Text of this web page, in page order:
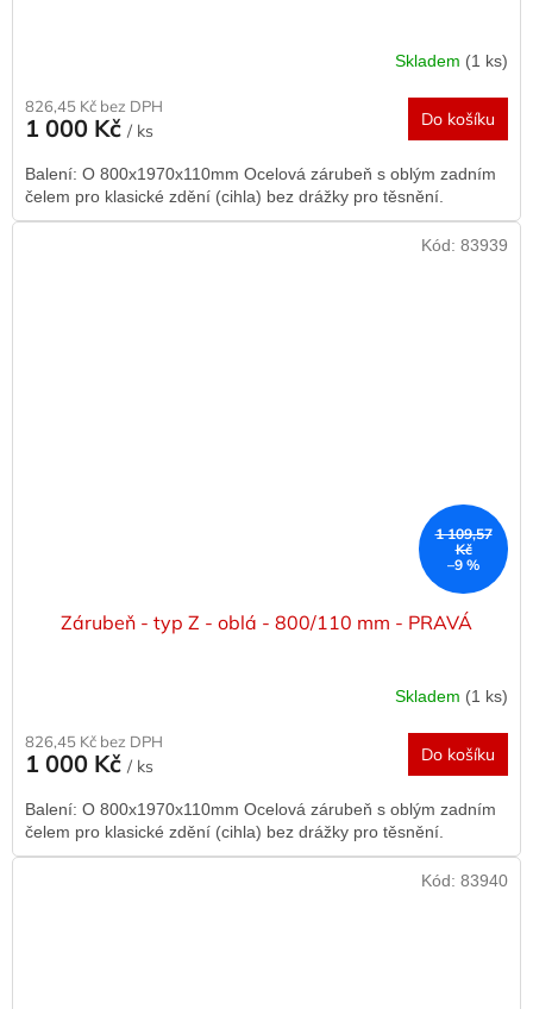
Skladem (1 ks)
826,45 Kč bez DPH
1 000 Kč / ks
Do košíku
Balení: O 800x1970x110mm Ocelová zárubeň s oblým zadním
čelem pro klasické zdění (cihla) bez drážky pro těsnění.
1 109,57
Kč
–9 %
Zárubeň - typ Z - oblá - 800/110 mm - PRAVÁ
Skladem (1 ks)
826,45 Kč bez DPH
1 000 Kč / ks
Do košíku
Balení: O 800x1970x110mm Ocelová zárubeň s oblým zadním
čelem pro klasické zdění (cihla) bez drážky pro těsnění.
Kód: 83939
Kód: 83940